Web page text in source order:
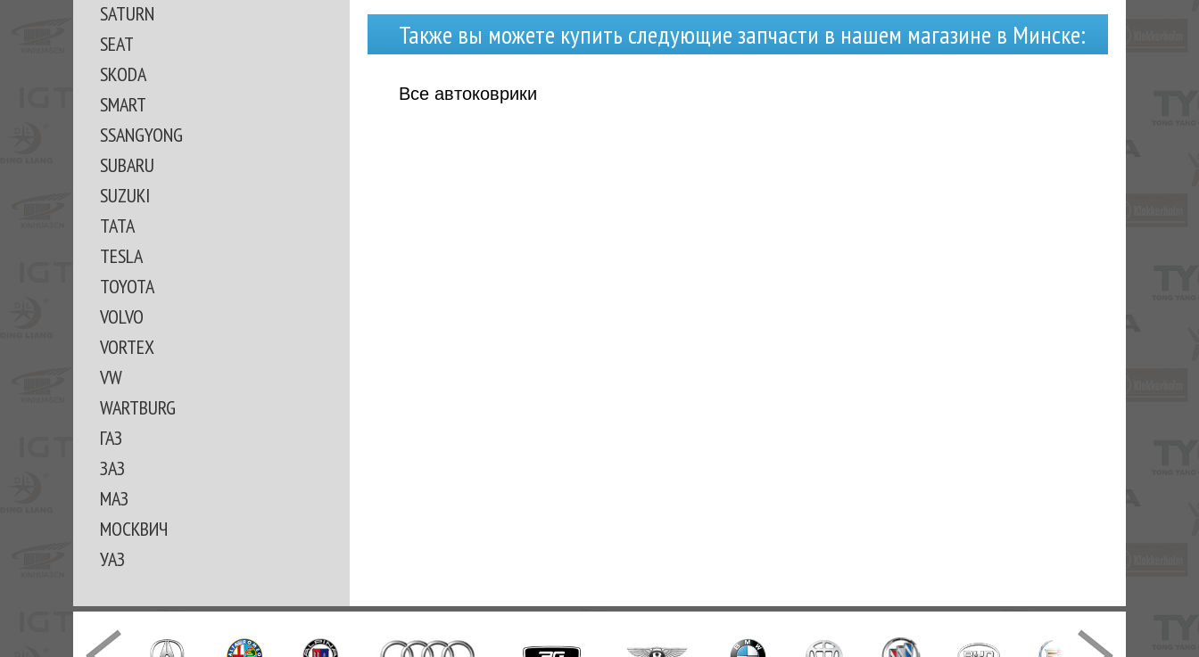
SATURN
SEAT
SKODA
SMART
SSANGYONG
SUBARU
SUZUKI
TATA
TESLA
TOYOTA
VOLVO
VORTEX
VW
WARTBURG
ГАЗ
ЗАЗ
МАЗ
МОСКВИЧ
УАЗ
Также вы можете купить следующие запчасти в нашем магазине в Минске:
Все автоковрики